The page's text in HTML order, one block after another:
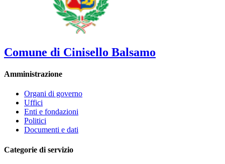
Comune di Cinisello Balsamo
Amministrazione
Organi di governo
Uffici
Enti e fondazioni
Politici
Documenti e dati
Categorie di servizio